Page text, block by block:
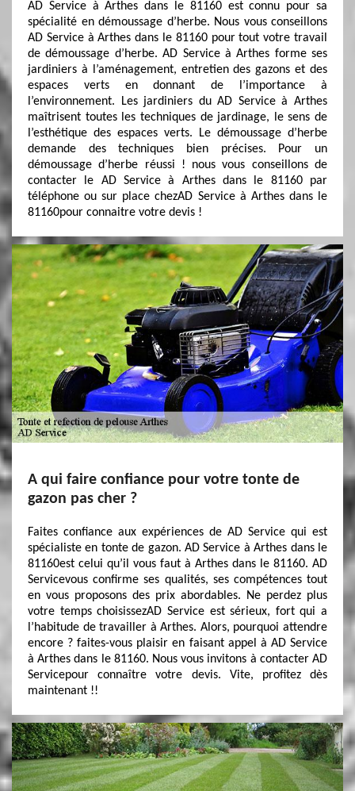
AD Service à Arthes dans le 81160 est connu pour sa
spécialité en démoussage d’herbe. Nous vous conseillons
AD Service à Arthes dans le 81160 pour tout votre travail
de démoussage d’herbe. AD Service à Arthes forme ses
jardiniers à l’aménagement, entretien des gazons et des
espaces verts en donnant de l’importance à
l’environnement. Les jardiniers du AD Service à Arthes
maîtrisent toutes les techniques de jardinage, le sens de
l’esthétique des espaces verts. Le démoussage d’herbe
demande des techniques bien précises. Pour un
démoussage d’herbe réussi ! nous vous conseillons de
contacter le AD Service à Arthes dans le 81160 par
téléphone ou sur place chezAD Service à Arthes dans le
81160pour connaitre votre devis !
A qui faire confiance pour votre tonte de
gazon pas cher ?
Faites confiance aux expériences de AD Service qui est
spécialiste en tonte de gazon. AD Service à Arthes dans le
81160est celui qu’il vous faut à Arthes dans le 81160. AD
Servicevous confirme ses qualités, ses compétences tout
en vous proposons des prix abordables. Ne perdez plus
votre temps choisissezAD Service est sérieux, fort qui a
l’habitude de travailler à Arthes. Alors, pourquoi attendre
encore ? faites-vous plaisir en faisant appel à AD Service
à Arthes dans le 81160. Nous vous invitons à contacter AD
Servicepour connaître votre devis. Vite, profitez dès
maintenant !!